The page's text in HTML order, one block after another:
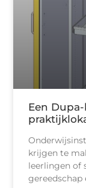
Een
krijgen te
leerlingen of